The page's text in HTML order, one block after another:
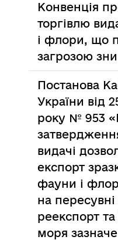
Конвенція
торгівлю
і флори, що
загрозою
Постанова
України від
року № 953
видачі
експорт
фауни і
на
реекспорт
моря